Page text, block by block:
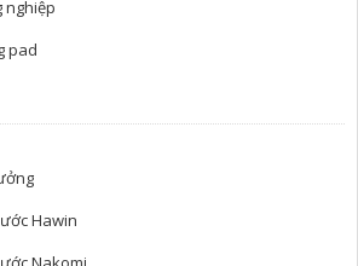
nghiệp
pad
Hawin